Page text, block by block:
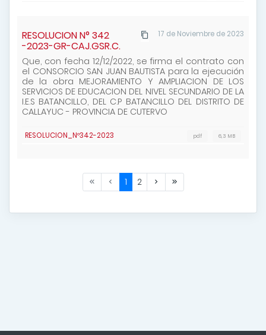
17 de Noviembre de 2023
RESOLUCION N° 342
-2023-GR-CAJ.GSR.C.
Que, con fecha 12/12/2022, se firma el contrato con
el CONSORCIO SAN JUAN BAUTISTA para la ejecución
de la obra MEJORAMIENTO Y AMPLIACION DE LOS
SERVICIOS DE EDUCACION DEL NIVEL SECUNDARIO DE LA
I.E.S BATANCILLO, DEL C.P BATANCILLO DEL DISTRITO DE
CALLAYUC - PROVINCIA DE CUTERVO
RESOLUCION_Nº342-2023 6,3 MB
pdf
1 2